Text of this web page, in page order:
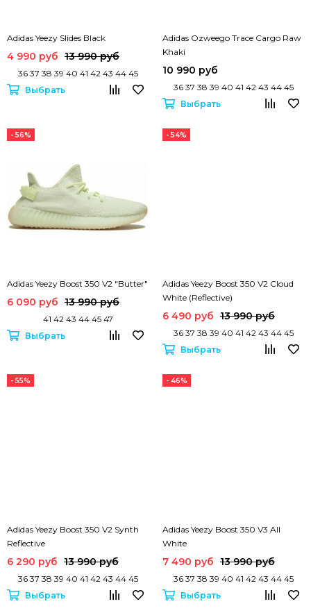
Adidas Yeezy Slides Black
4 990 руб 13 990 руб
36 37 38 39 40 41 42 43 44 45
Выбрать
Adidas Ozweego Trace Cargo Raw
Khaki
10 990 руб
36 37 38 39 40 41 42 43 44 45
Выбрать
- 56%
Adidas Yeezy Boost 350 V2 "Butter"
6 090 руб 13 990 руб
41 42 43 44 45 47
Выбрать
- 54%
Adidas Yeezy Boost 350 V2 Cloud
White (Reflective)
6 490 руб 13 990 руб
36 37 38 39 40 41 42 43 44 45
Выбрать
- 55%
Adidas Yeezy Boost 350 V2 Synth
Reflective
6 290 руб 13 990 руб
36 37 38 39 40 41 42 43 44 45
Выбрать
- 46%
Adidas Yeezy Boost 350 V3 All
White
7 490 руб 13 990 руб
36 37 38 39 40 41 42 43 44 45
Выбрать